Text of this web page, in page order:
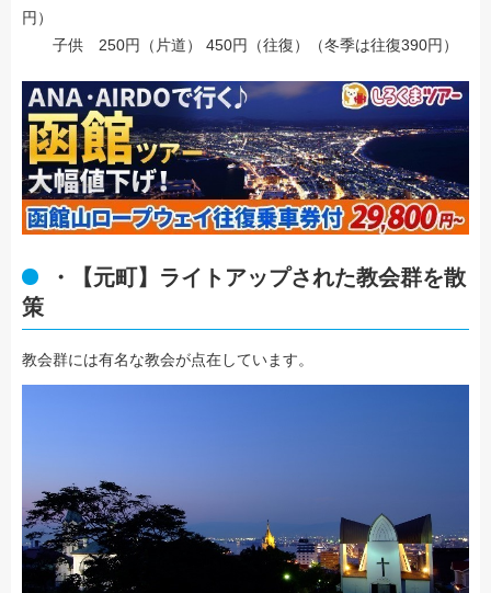
円）
子供 250円（片道） 450円（往復）（冬季は往復390円）
・【元町】ライトアップされた教会群を散
策
教会群には有名な教会が点在しています。